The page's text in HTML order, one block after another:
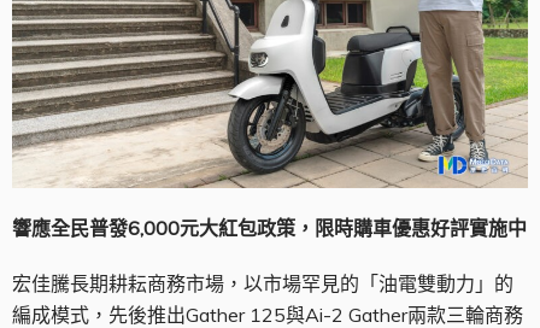
響應全民普發6,000元大紅包政策，限時購車優惠好評實施中
宏佳騰長期耕耘商務市場，以市場罕見的「油電雙動力」的
編成模式，先後推出Gather 125與Ai-2 Gather兩款三輪商務